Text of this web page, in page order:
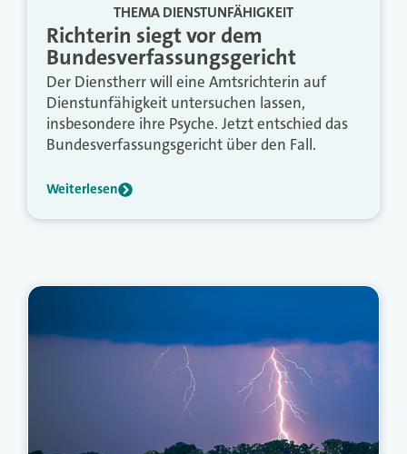
THEMA DIENSTUNFÄHIGKEIT
Richterin siegt vor dem
Bundesverfassungsgericht
Der Dienstherr will eine Amtsrichterin auf
Dienstunfähigkeit untersuchen lassen,
insbesondere ihre Psyche. Jetzt entschied das
Bundesverfassungsgericht über den Fall.
Weiterlesen